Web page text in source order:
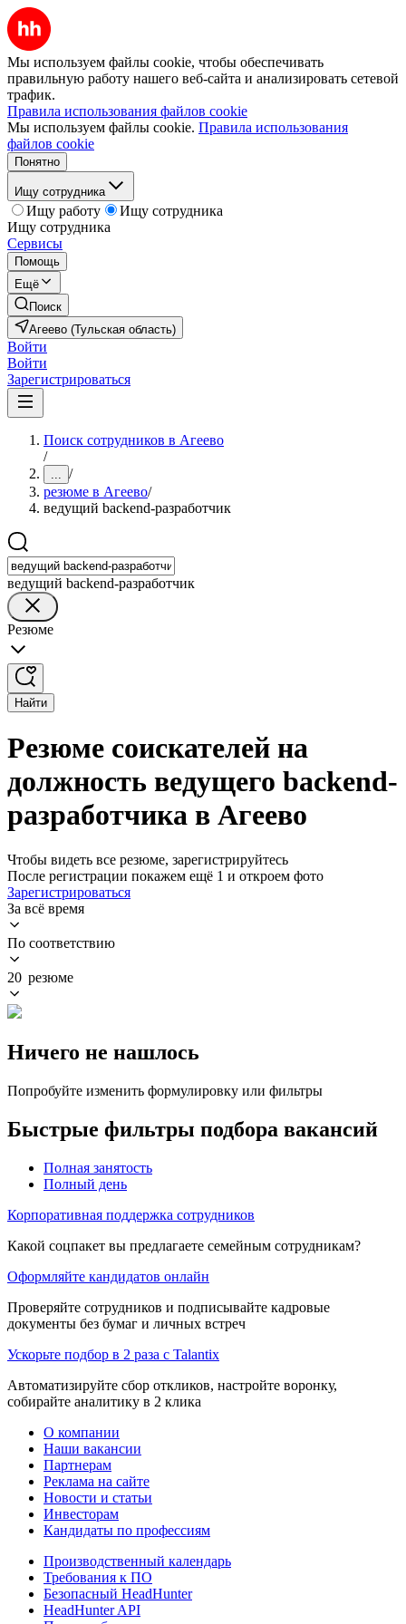
Мы используем файлы cookie, чтобы обеспечивать
правильную работу нашего веб-сайта и анализировать сетевой
трафик.
Правила использования файлов cookie
Мы используем файлы cookie. Правила использования
файлов cookie
Понятно
Ищу сотрудника
Ищу работу
Ищу сотрудника
Ищу сотрудника
Сервисы
Помощь
Ещё
Поиск
Агеево (Тульская область)
Войти
Войти
Зарегистрироваться
Поиск сотрудников в Агеево
/
... /
резюме в Агеево/
ведущий backend-разработчик
ведущий backend-разработчик
Резюме
Найти
Резюме соискателей на
должность ведущего backend-
разработчика в Агеево
Чтобы видеть все резюме, зарегистрируйтесь
После регистрации покажем ещё 1 и откроем фото
Зарегистрироваться
За всё время
По соответствию
20 резюме
Ничего не нашлось
Попробуйте изменить формулировку или фильтры
Быстрые фильтры подбора вакансий
Полная занятость
Полный день
Корпоративная поддержка сотрудников
Какой соцпакет вы предлагаете семейным сотрудникам?
Оформляйте кандидатов онлайн
Проверяйте сотрудников и подписывайте кадровые
документы без бумаг и личных встреч
Ускорьте подбор в 2 раза с Talantix
Автоматизируйте сбор откликов, настройте воронку,
собирайте аналитику в 2 клика
О компании
Наши вакансии
Партнерам
Реклама на сайте
Новости и статьи
Инвесторам
Кандидаты по профессиям
Производственный календарь
Требования к ПО
Безопасный HeadHunter
HeadHunter API